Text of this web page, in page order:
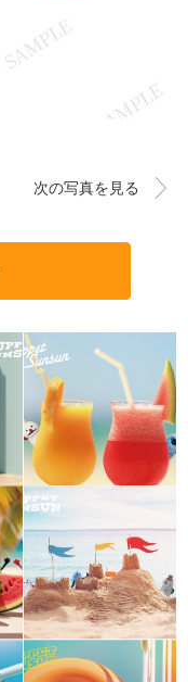
次の写真を見る